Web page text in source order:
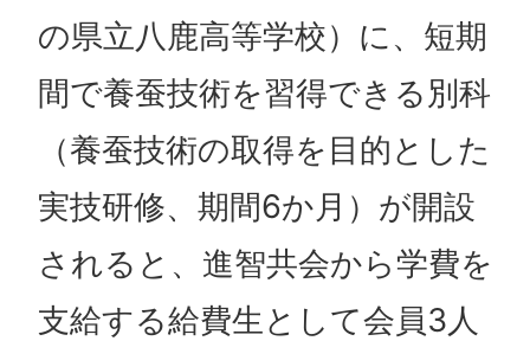
の県立八鹿高等学校）に、短期
間で養蚕技術を習得できる別科
（養蚕技術の取得を目的とした
実技研修、期間6か月）が開設
されると、進智共会から学費を
支給する給費生として会員3人